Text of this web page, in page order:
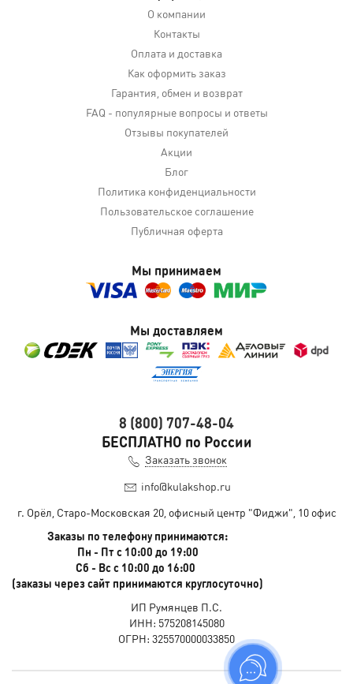
О компании
Контакты
Оплата и доставка
Как оформить заказ
Гарантия, обмен и возврат
FAQ - популярные вопросы и ответы
Отзывы покупателей
Акции
Блог
Политика конфиденциальности
Пользовательское соглашение
Публичная оферта
Мы принимаем
Мы доставляем
8 (800) 707-48-04
БЕСПЛАТНО по России
Заказать звонок
info@kulakshop.ru
г. Орёл, Старо-Московская 20, офисный центр "Фиджи", 10 офис
Заказы по телефону принимаются:
Пн - Пт с 10:00 до 19:00
Сб - Вс с 10:00 до 16:00
(заказы через сайт принимаются круглосуточно)
ИП Румянцев П.С.
ИНН: 575208145080
ОГРН: 325570000033850